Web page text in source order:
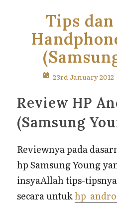
Tips
23rd January 2012
Review HP
(Samsung
Reviewnya pada
hp Samsung Young
insyaAllah tips-
secara untukhp